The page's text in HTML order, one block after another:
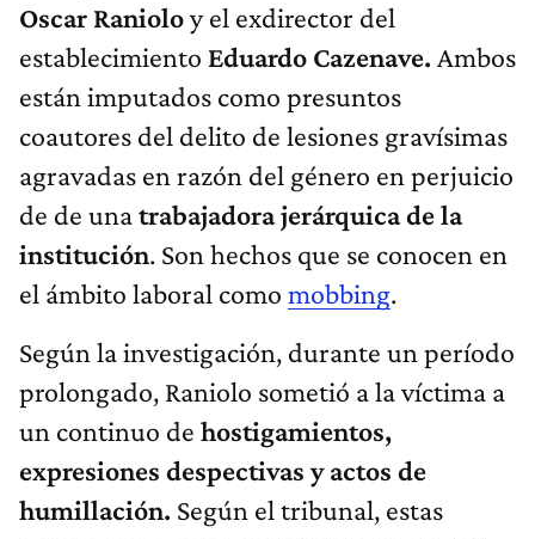
Oscar Ranioloy el exdirector del
establecimiento Eduardo Cazenave. Ambos
están imputados como presuntos
coautores del delito de lesiones gravísimas
agravadas en razón del género en perjuicio
de de unatrabajadora jerárquica de la
institución. Son hechos que se conocen en
el ámbito laboral como mobbing.
Según la investigación, durante un período
prolongado, Raniolo sometió a la víctima a
un continuo de hostigamientos,
expresiones despectivas y actos de
humillación. Según el tribunal, estas